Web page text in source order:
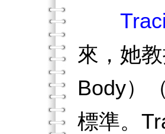
來，她
Body）
標準。